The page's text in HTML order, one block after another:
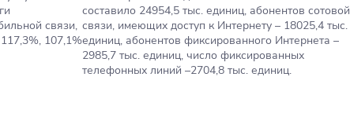
связи,
107,1%
составило 24954,5 тыс. единиц, абонентов сотовой
связи, имеющих доступ к Интернету – 18025,4 тыс.
единиц, абонентов фиксированного Интернета –
2985,7 тыс. единиц, число фиксированных
телефонных линий –2704,8 тыс. единиц.